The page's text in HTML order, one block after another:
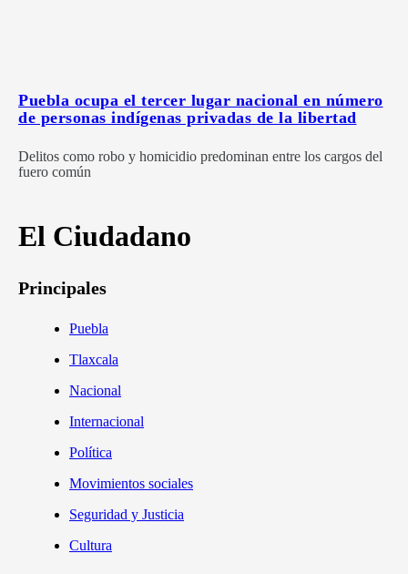
Puebla ocupa el tercer lugar nacional en número
de personas indígenas privadas de la libertad
Delitos como robo y homicidio predominan entre los cargos del
fuero común
El Ciudadano
Principales
Puebla
Tlaxcala
Nacional
Internacional
Política
Movimientos sociales
Seguridad y Justicia
Cultura